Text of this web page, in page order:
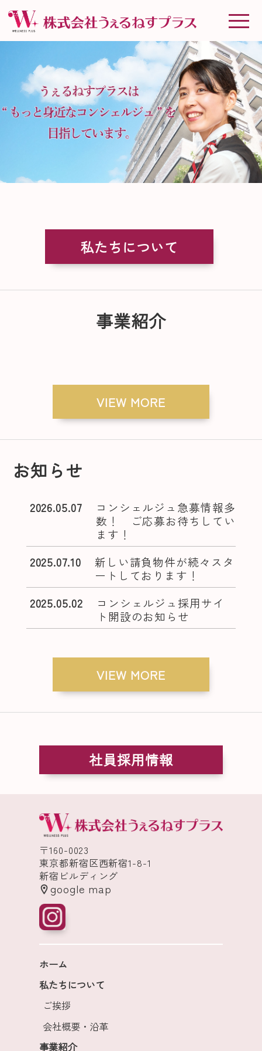
私たちについて
事業紹介
VIEW MORE
お知らせ
2026.05.07
コンシェルジュ急募情報多
数！ ご応募お待ちしてい
ます！
2025.07.10
新しい請負物件が続々スタ
ートしております！
2025.05.02
コンシェルジュ採用サイ
ト開設のお知らせ
VIEW MORE
社員採用情報
〒160-0023
東京都新宿区西新宿1-8-1
新宿ビルディング
google map
ホーム
私たちについて
ご挨拶
会社概要・沿革
事業紹介